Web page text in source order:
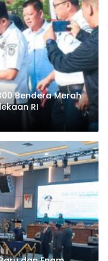
Bendera Merah
RI